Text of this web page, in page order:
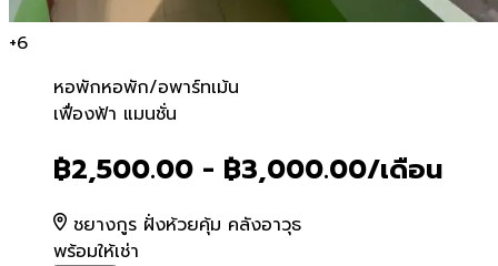
+6
หอพักหอพัก/อพาร์ทเม้น
เฟื่องฟ้า แมนชั่น
เฟื่องฟ้า แมนชั่น
฿2,500.00 - ฿3,000.00/เดือน
ชยางกูร ฝั่งห้วยคุ้ม คลังอาวุธ
พร้อมให้เช่า